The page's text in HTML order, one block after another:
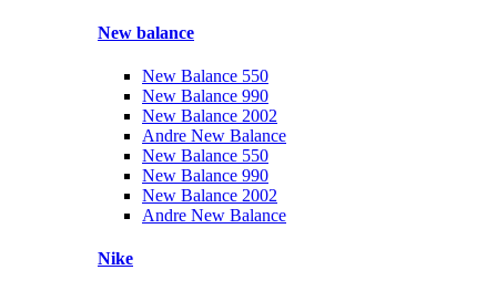
New balance
New Balance 550
New Balance 990
New Balance 2002
Andre New Balance
New Balance 550
New Balance 990
New Balance 2002
Andre New Balance
Nike